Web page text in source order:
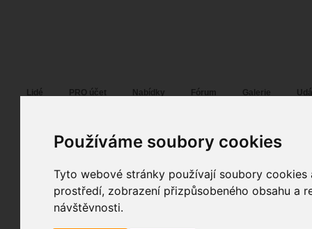
Používáme soubory cookies
Tyto webové stránky používají soubory
prostředí, zobrazení přizpůsobeného obsahu a
návštěvnosti.
Lidé PRO účet Nabídky Fórum Galerie
Špeldin 04. 11. 2018 10:17 glamour
Jana